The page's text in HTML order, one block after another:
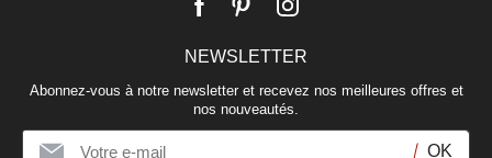
NEWSLETTER
Abonnez-vous à notre newsletter et recevez nos meilleures offres et
nos nouveautés.